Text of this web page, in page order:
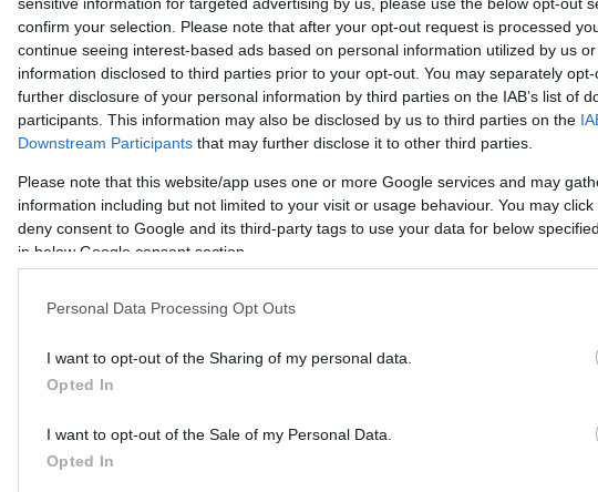
confirm your selection. Please note that after your opt-out request is processed
continue seeing interest-based ads based on personal information utilized by us
information disclosed to third parties prior to your opt-out. You may separately
further disclosure of your personal information by third parties on the IAB’s list of
participants. This information may also be disclosed by us to third parties on the
Downstream Participants that may further disclose it to other third parties.
Please note that this website/app uses one or more Google services and may
information including but not limited to your visit or usage behaviour. You may
deny consent to Google and its third-party tags to use your data for below
in below Google consent section.
Personal Data Processing Opt Outs
I want to opt-out of the Sharing of my personal data.
Opted In
I want to opt-out of the Sale of my Personal Data.
Opted In
Δείτε αυτή τη δημοσίευση στο Instagram.